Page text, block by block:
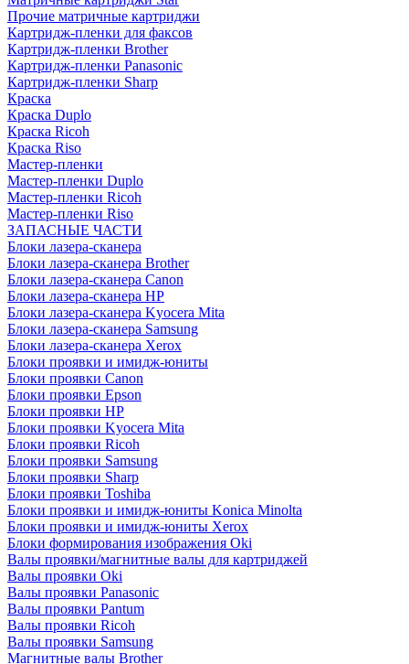
Прочие матричные картриджи
Картридж-пленки для факсов
Картридж-пленки Brother
Картридж-пленки Panasonic
Картридж-пленки Sharp
Краска
Краска Duplo
Краска Ricoh
Краска Riso
Мастер-пленки
Мастер-пленки Duplo
Мастер-пленки Ricoh
Мастер-пленки Riso
ЗАПАСНЫЕ ЧАСТИ
Блоки лазера-сканера
Блоки лазера-сканера Brother
Блоки лазера-сканера Canon
Блоки лазера-сканера HP
Блоки лазера-сканера Kyocera Mita
Блоки лазера-сканера Samsung
Блоки лазера-сканера Xerox
Блоки проявки и имидж-юниты
Блоки проявки Canon
Блоки проявки Epson
Блоки проявки HP
Блоки проявки Kyocera Mita
Блоки проявки Ricoh
Блоки проявки Samsung
Блоки проявки Sharp
Блоки проявки Toshiba
Блоки проявки и имидж-юниты Konica Minolta
Блоки проявки и имидж-юниты Xerox
Блоки формирования изображения Oki
Валы проявки/магнитные валы для картриджей
Валы проявки Oki
Валы проявки Panasonic
Валы проявки Pantum
Валы проявки Ricoh
Валы проявки Samsung
Магнитные валы Brother